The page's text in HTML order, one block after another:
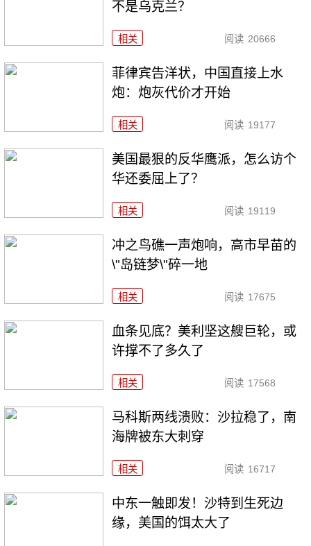
不是乌克兰？
相关 阅读 20666
菲律宾告洋状，中国直接上水
炮：炮灰代价才开始
相关 阅读 19177
美国最狠的反华鹰派，怎么访个
华还委屈上了？
相关 阅读 19119
冲之鸟礁一声炮响，高市早苗的
\"岛链梦\"碎一地
相关 阅读 17675
血条见底？美利坚这艘巨轮，或
许撑不了多久了
相关 阅读 17568
马科斯两线溃败：沙拉稳了，南
海牌被东大刺穿
相关 阅读 16717
中东一触即发！沙特到生死边
缘，美国的饵太大了